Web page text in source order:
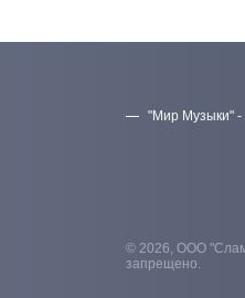
"Мир Музыки" -
© 2026, ООО
запрещено.